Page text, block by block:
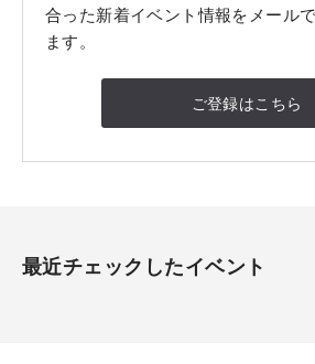
合った新着イベント情報をメール
ます。
ご登録はこちら
最近チェックしたイベント